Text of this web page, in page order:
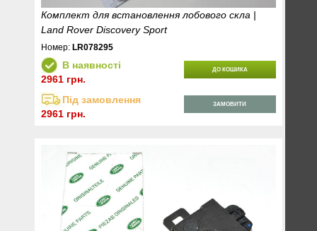
Комплект для встановлення лобового скла |
Land Rover Discovery Sport
Номер: LR078295
В наявності
2961 грн.
ДО КОШИКА
Під замовлення
2961 грн.
ЗАМОВИТИ